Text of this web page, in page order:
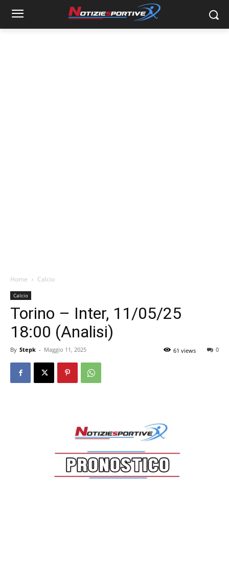
Home Calcio
Calcio
Torino – Inter, 11/05/25
18:00 (Analisi)
By Stepk - Maggio 11, 2025 0
61 views